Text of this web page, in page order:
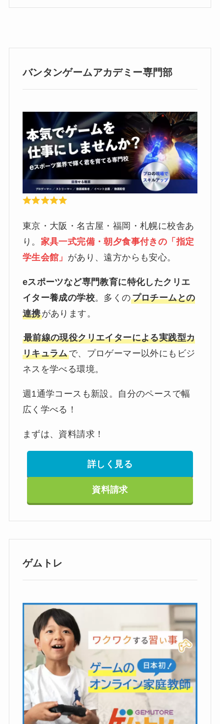
バンタンゲームアカデミー専門部
東京・大阪・名古屋・福岡・札幌に校舎あ
り。 家具一式完備・朝夕食事付きの「指定
学生会館」 があり、遠方からも安心。
eスポーツなど専門教育に特化したクリエ
イター養成の学校。多くのプロチームとの
連携があります。
最前線の現役クリエイターによる実践型カ
リキュラムで、プロゲーマー以外にもビジ
ネスを学べる環境。
週1通学コースも新設。自分のペースで幅
広く学べる！
まずは、資料請求！
詳しく見る
資料請求
ゲムトレ